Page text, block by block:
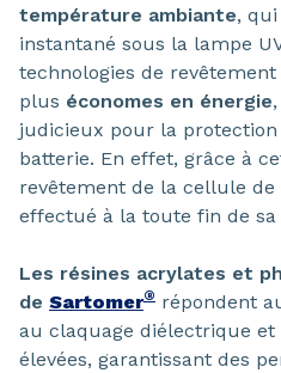
température ambiante,
instantané sous la lampe
technologies de
plus économes en énergie
judicieux pour la protection
batterie. En effet, grâce à
revêtement de la cellule
effectué à la toute fin de
Les résines acrylates et
de Sartomer® répondent
au claquage diélectrique
élevées, garantissant des